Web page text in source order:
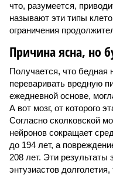
что, разумеется,
называют эти типы
ограничения
Причина ясна, но
Получается, что бедная
переваривать вредную
ежедневной основе,
А вот мозг, от которого
Согласно сколковской
нейронов сокращает
до 194 лет, а
208 лет. Эти результаты
энтузиастов